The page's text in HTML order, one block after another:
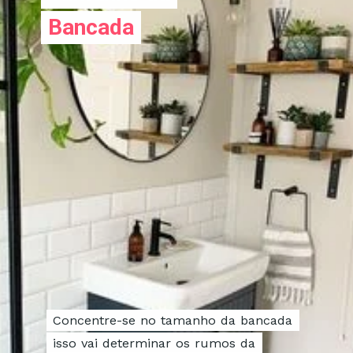
Bancada
Bancada
Concentre-se no tamanho da bancada
isso vai determinar os rumos da
Concentre-se no tamanho da bancada
isso vai determinar os rumos da